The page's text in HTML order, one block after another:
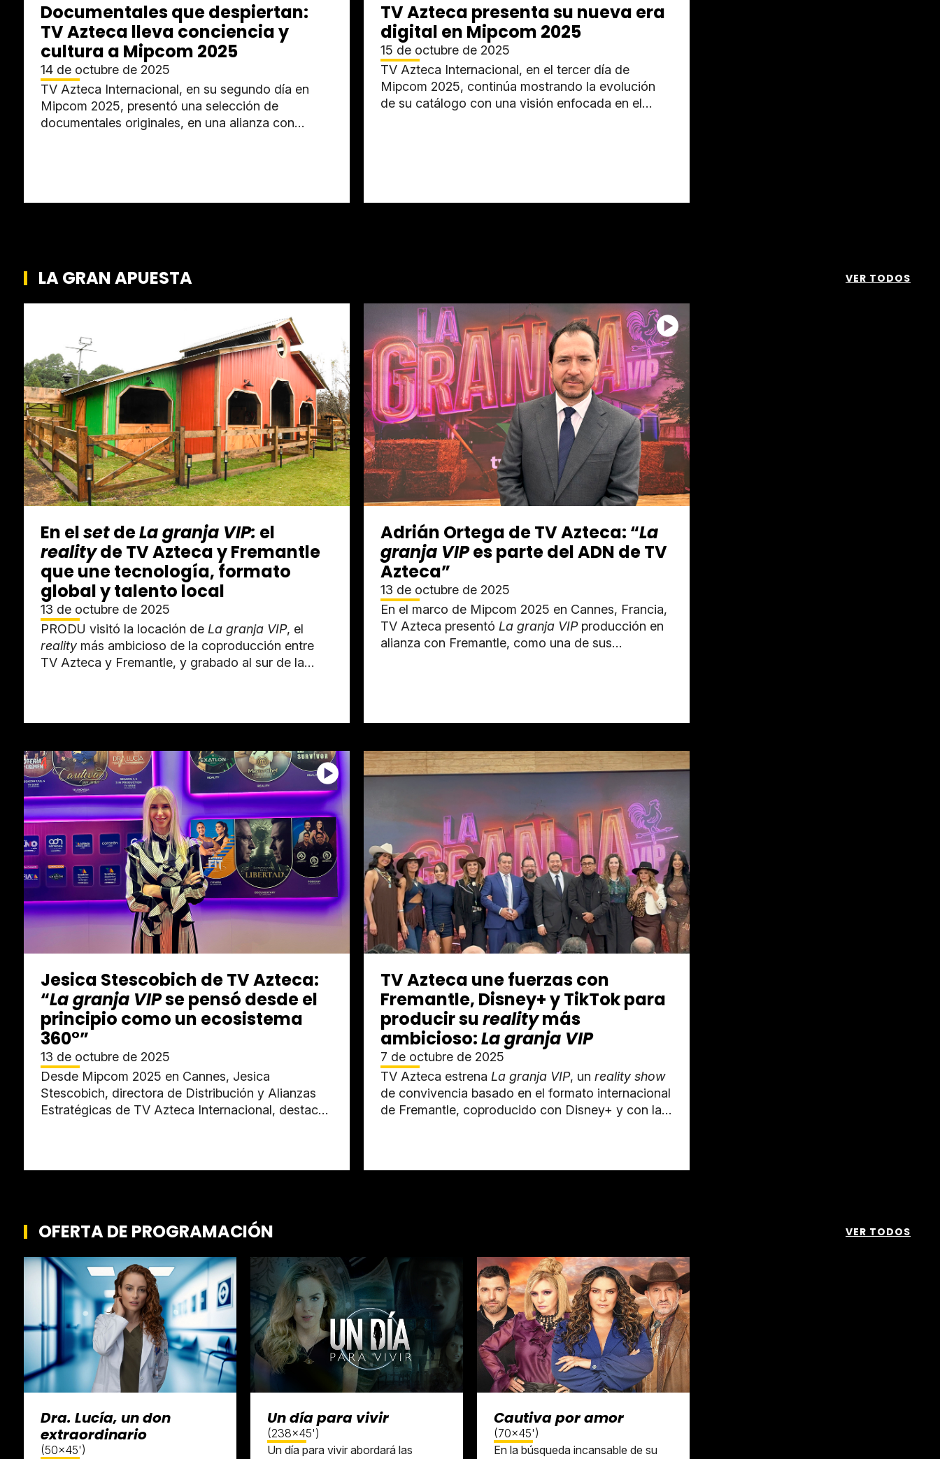
Documentales que despiertan:
TV Azteca lleva conciencia y
cultura a Mipcom 2025
14 de octubre de 2025
TV Azteca Internacional, en su segundo día en
Mipcom 2025, presentó una selección de
documentales originales, en una alianza con
TV Azteca presenta su nueva era
digital en Mipcom 2025
15 de octubre de 2025
TV Azteca Internacional, en el tercer día de
Mipcom 2025, continúa mostrando la evolución
de su catálogo con una visión enfocada en el
LA GRAN APUESTA VER TODOS
En elsetdeLa granja VIP: el
realityde TV Azteca y Fremantle
que une tecnología, formato
global y talento local
13 de octubre de 2025
PRODU visitó la locación de La granja VIP, el
reality más ambicioso de la coproducción entre
TV Azteca y Fremantle, y grabado al sur de la
Adrián Ortega de TV Azteca: “La
granja VIPes parte del ADN de TV
Azteca”
13 de octubre de 2025
En el marco de Mipcom 2025 en Cannes, Francia,
TV Azteca presentó La granja VIPproducción en
alianza con Fremantle, como una de sus
Jesica Stescobich de TV Azteca:
“La granja VIPse pensó desde el
principio como un ecosistema
360°”
13 de octubre de 2025
Desde Mipcom 2025 en Cannes, Jesica
Stescobich, directora de Distribución y Alianzas
Estratégicas de TV Azteca Internacional, destacó
TV Azteca une fuerzas con
Fremantle, Disney+ y TikTok para
producir surealitymás
ambicioso:La granja VIP
7 de octubre de 2025
TV Azteca estrena La granja VIP, un reality show
de convivencia basado en el formato internacional
de Fremantle, coproducido con Disney+ y con la
OFERTA DE PROGRAMACIÓN VER TODOS
Dra. Lucía, un don
extraordinario
(50x45')
Un día para vivir
(238x45')
Un día para vivir abordará las
Cautiva por amor
(70x45')
En la búsqueda incansable de su